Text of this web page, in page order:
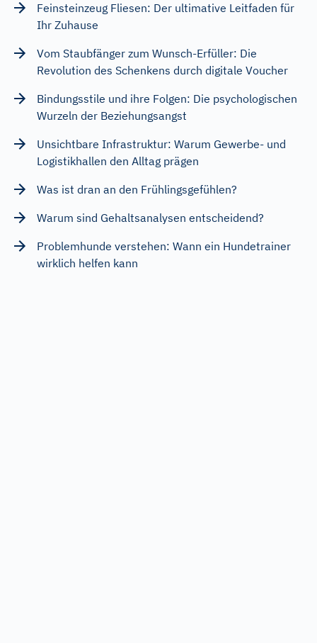
Feinsteinzeug Fliesen: Der ultimative Leitfaden für
Ihr Zuhause
Vom Staubfänger zum Wunsch-Erfüller: Die
Revolution des Schenkens durch digitale Voucher
Bindungsstile und ihre Folgen: Die psychologischen
Wurzeln der Beziehungsangst
Unsichtbare Infrastruktur: Warum Gewerbe- und
Logistikhallen den Alltag prägen
Was ist dran an den Frühlingsgefühlen?
Warum sind Gehaltsanalysen entscheidend?
Problemhunde verstehen: Wann ein Hundetrainer
wirklich helfen kann